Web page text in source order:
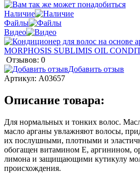
Наличие
Файлы
Видео
Отзывов: 0
Добавить отзыв
Артикул: A03657
Описание товара:
Для нормальных и тонких волос.
масло арганы увлажняют волосы,
их послушными, плотными и
обогащен витамином Е, аргинином,
лимона и защищающими кутикулу
происхождения.